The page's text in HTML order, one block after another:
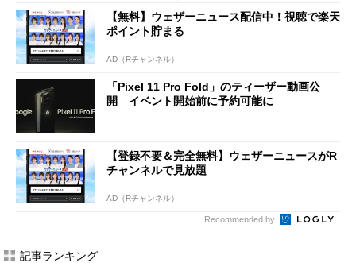
【無料】ウェザーニュース配信中！視聴で楽天
ポイント貯まる
AD（Rチャンネル）
「Pixel 11 Pro Fold」のティーザー動画公
開 イベント開始前に予約可能に
【登録不要＆完全無料】ウェザーニュースがR
チャンネルで見放題
AD（Rチャンネル）
Recommended by
記事ランキング